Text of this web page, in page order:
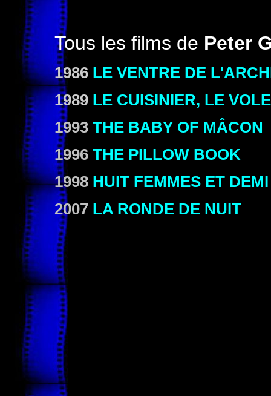
Tous les films de Peter
1986 LE VENTRE DE
1989 LE CUISINIER, LE
1993 THE BABY OF MÂCON
1996 THE PILLOW BOOK
1998 HUIT FEMMES ET DEMI
2007 LA RONDE DE NUIT